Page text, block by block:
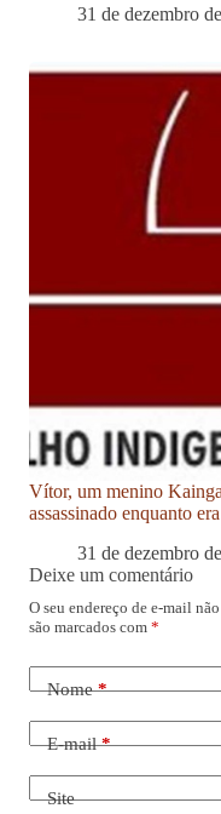
31 de dezembro
Vítor, um menino
assassinado enquanto
31 de dezembro
Deixe um comentário
O seu endereço de e-mail
são marcados com *
Nome*
E-mail*
Site